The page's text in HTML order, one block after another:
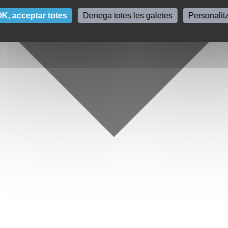
acceptar totes Denega totes les galetes